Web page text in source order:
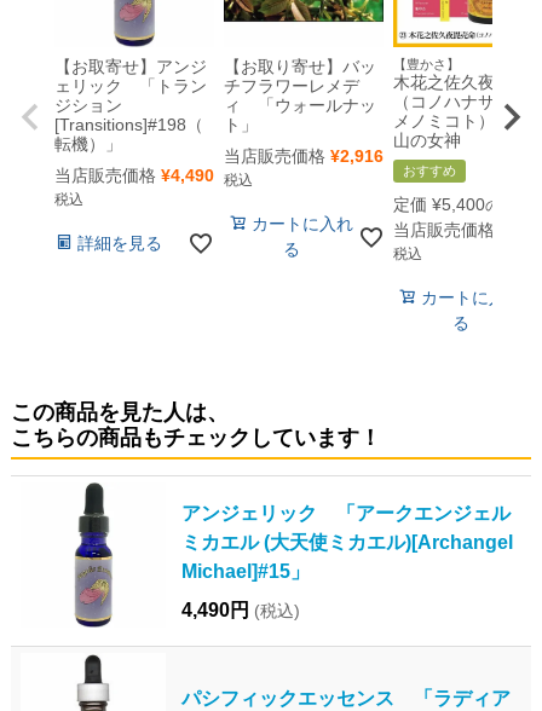
【お取寄せ】アンジ
ェリック 「トラン
ジション
[Transitions]#198（
転機）」
当店販売価格 ¥4,490
税込
詳細を見る
【お取り寄せ】バッ
チフラワーレメデ
ィ 「ウォールナッ
ト」
当店販売価格 ¥2,916
税込
カートに入れ
る
【豊かさ】
木花之佐久夜毘売
（コノハナサクヤ
メノミコト）・・
山の女神
おすすめ
定価 ¥5,400のところ
当店販売価格
税込
カートに入れ
る
この商品を見た人は、
こちらの商品もチェックしています！
アンジェリック 「アークエンジェル
ミカエル (大天使ミカエル)[Archangel
Michael]#15」
4,490円 (税込)
パシフィックエッセンス 「ラディア